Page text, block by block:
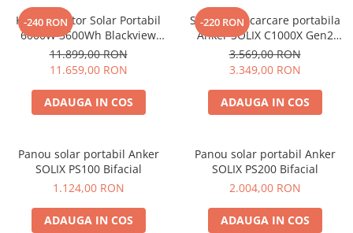
Pecron
Toate panourile portabile
Kituri solare pentru balcon
Frigidere Portabile
Componente Fotovoltaice
Incarcatoare solare
Incarcatoare solare PWM
Cabluri panouri fotovoltaice
Cabluri pentru echipamente
-240 RON
Kit Generator Solar Portabil
6000W 3600Wh Blackview
OSCAL PowerMax 6000 +
panou solar 400W
11.899,00 RON
11.659,00 RON
ADAUGA IN COS
-220 RON
Statie de incarcare portabila
Anker SOLIX C1000X Gen2
2000W 1024Wh
3.569,00 RON
3.349,00 RON
ADAUGA IN COS
Panou solar portabil Anker
SOLIX PS100 Bifacial
1.124,00 RON
ADAUGA IN COS
Panou solar portabil Anker
SOLIX PS200 Bifacial
2.004,00 RON
ADAUGA IN COS